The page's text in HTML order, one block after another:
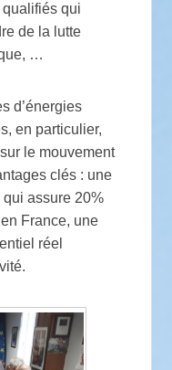
qualifiés qui
de la lutte
…
d’énergies
en particulier,
le mouvement
clés : une
assure 20%
France, une
réel